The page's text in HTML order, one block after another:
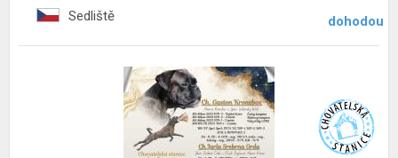
Sedliště dohodou